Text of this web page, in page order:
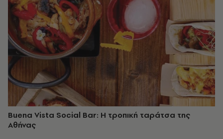
Buena Vista Social Bar: Η τροπική ταράτσα της
Αθήνας